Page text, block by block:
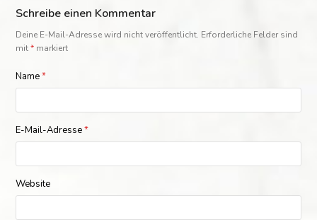
Schreibe einen Kommentar
Deine E-Mail-Adresse wird nicht veröffentlicht. Erforderliche Felder sind
mit* markiert
Name*
E-Mail-Adresse*
Website